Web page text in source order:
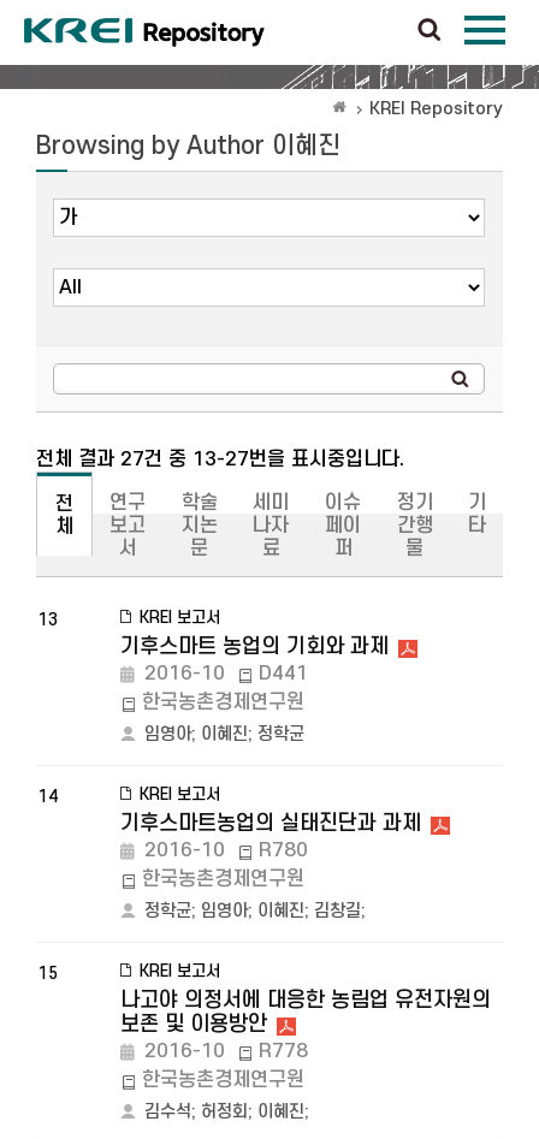
KREI Repository
Browsing by Author 이혜진
전체 결과 27건 중 13-27번을 표시중입니다.
전
체
연구
보고
서
학술
지논
문
세미
나자
료
이슈
페이
퍼
정기
간행
물
기
타
13 KREI 보고서
기후스마트 농업의 기회와 과제
2016-10
D441
한국농촌경제연구원
임영아; 이혜진; 정학균
14 KREI 보고서
기후스마트농업의 실태진단과 과제
2016-10
R780
한국농촌경제연구원
정학균; 임영아; 이혜진; 김창길;
15 KREI 보고서
나고야 의정서에 대응한 농림업 유전자원의
보존 및 이용방안
2016-10
R778
한국농촌경제연구원
김수석; 허정회 ; 이혜진;